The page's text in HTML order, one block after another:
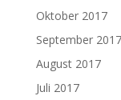
Oktober 2017
September 2017
August 2017
Juli 2017